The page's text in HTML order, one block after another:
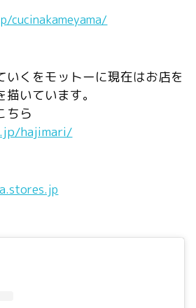
cucinakameyama/
いくをモットーに現在はお店を
いています。
ちら
hajimari/